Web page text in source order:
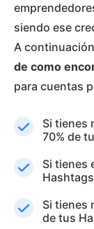
siendo ese
A
de como
para cuentas
Si tienes
70% de
Si tienes
Si tienes
de tus